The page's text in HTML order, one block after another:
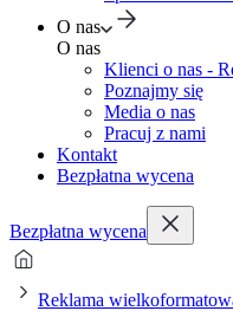
O nas
O nas
Klienci o nas -
Poznajmy się
Media o nas
Pracuj z nami
Kontakt
Bezpłatna wycena
Bezpłatna wycena
Reklama